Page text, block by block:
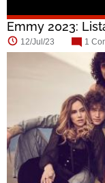
Emmy 2023:
12/Jul/23 1